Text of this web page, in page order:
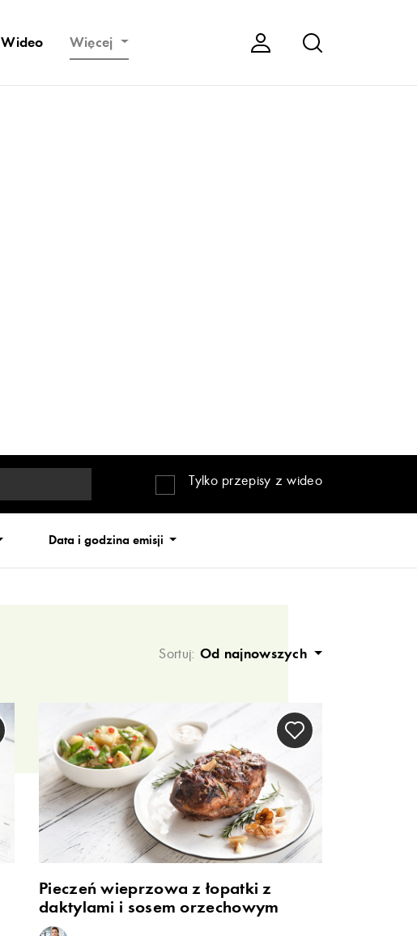
Wideo Więcej
Tylko przepisy z wideo
Data i godzina emisji
Sortuj: Od najnowszych
Pieczeń wieprzowa z łopatki z
daktylami i sosem orzechowym